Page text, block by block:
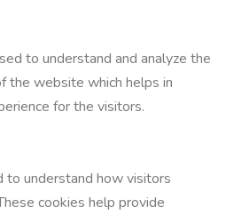
to understand and analyze the
the website which helps in
for the visitors.
to understand how visitors
cookies help provide